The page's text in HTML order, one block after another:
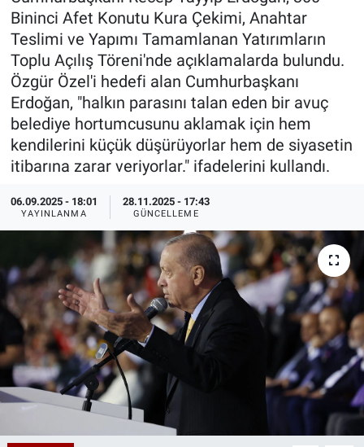
Bininci Afet Konutu Kura Çekimi, Anahtar
Teslimi ve Yapımı Tamamlanan Yatırımların
Toplu Açılış Töreni'nde açıklamalarda bulundu.
Özgür Özel'i hedefi alan Cumhurbaşkanı
Erdoğan, "halkın parasını talan eden bir avuç
belediye hortumcusunu aklamak için hem
kendilerini küçük düşürüyorlar hem de siyasetin
itibarına zarar veriyorlar." ifadelerini kullandı.
06.09.2025 - 18:01
YAYINLANMA
28.11.2025 - 17:43
GÜNCELLEME
Özel Haberler
Yazarlar
Dünya
Medya
Özel Haberler
Kadın
Erişim Bilgileri
Teknoloji
Ramazan
Haber Arşivi